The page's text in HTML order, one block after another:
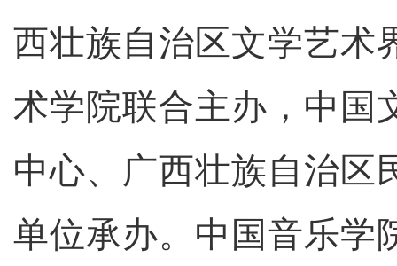
西壮族自治区文学艺术
术学院联合主办，中国
中心、广西壮族自治区
单位承办。中国音乐学